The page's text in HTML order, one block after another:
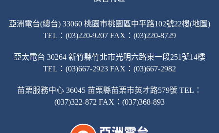
亞洲電台(總台) 33060 桃園市桃園區中平路102號22樓(地圖)
TEL：(03)220-9207 FAX：(03)220-8729
亞太電台 30264 新竹縣竹北市光明六路東一段251號14樓
TEL：(03)667-2923 FAX：(03)667-2982
苗栗服務中心 36045 苗栗縣苗栗市英才路579號 TEL：
(037)322-872 FAX：(037)368-893